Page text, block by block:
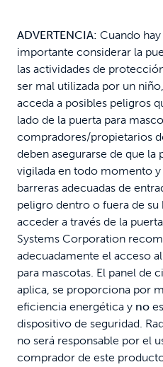
ADVERTENCIA: Cuando
importante considerar la
las actividades de
ser mal utilizada por un
acceda a posibles peligros
lado de la puerta para
compradores/propietarios
deben asegurarse de que la
vigilada en todo momento y
barreras adecuadas de
peligro dentro o fuera de su
acceder a través de la
Systems Corporation
adecuadamente el acceso
para mascotas. El panel de
aplica, se proporciona por
eficiencia energética y no
dispositivo de seguridad.
no será responsable por el
comprador de este